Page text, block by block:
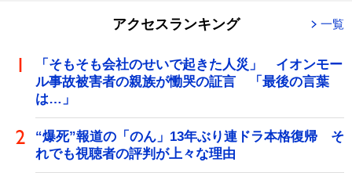
アクセスランキング 一覧
「そもそも会社のせいで起きた人災」 イオンモー
ル事故被害者の親族が慟哭の証言 「最後の言葉
は…」
“爆死”報道の「のん」13年ぶり連ドラ本格復帰 そ
れでも視聴者の評判が上々な理由